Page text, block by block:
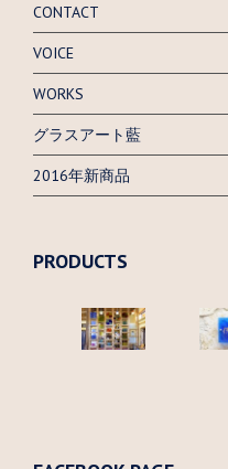
CONTACT
VOICE
WORKS
グラスアート藍
2016年新商品
PRODUCTS